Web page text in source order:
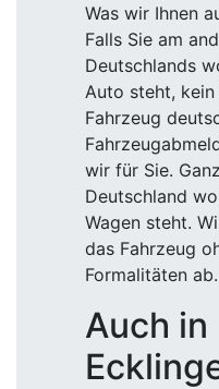
Was wir Ihnen
Falls Sie am
Deutschlands
Auto steht,
Fahrzeug
wir für Sie.
Deutschland
Wagen steht.
das Fahrzeug
Formalitäten ab.
Auch in